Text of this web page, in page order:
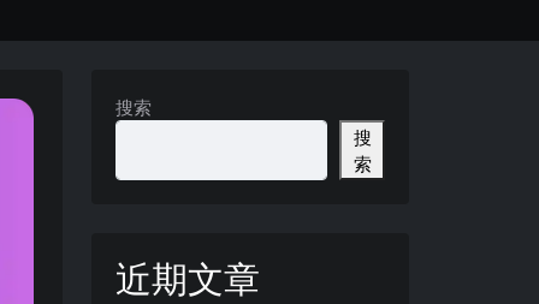
搜索
搜
索
近期文章